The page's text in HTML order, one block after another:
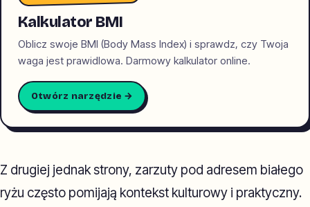
Kalkulator BMI
Oblicz swoje BMI (Body Mass Index) i sprawdz, czy Twoja
waga jest prawidlowa. Darmowy kalkulator online.
Otwórz narzędzie →
Z drugiej jednak strony, zarzuty pod adresem białego
ryżu często pomijają kontekst kulturowy i praktyczny.